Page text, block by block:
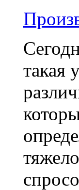
такая